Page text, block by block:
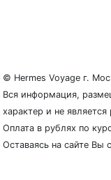
© Hermes Voyage г.
Вся информация,
характер и не
Оплата в рублях по
Оставаясь на сайте Вы